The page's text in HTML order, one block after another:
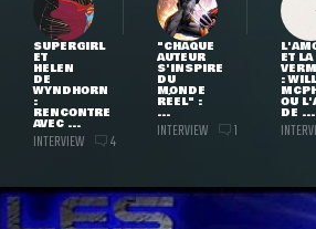
SUPERGIRL
ET
HELEN
DE
WYNDHORN
:
RENCONTRE
AVEC ...
INTERVIEW 4
"CHAQUE
AUTEUR
S'INSPIRE
DU
MONDE
RÉEL" :
...
INTERVIEW 1
ET LA
: WILL
OU
DE ...